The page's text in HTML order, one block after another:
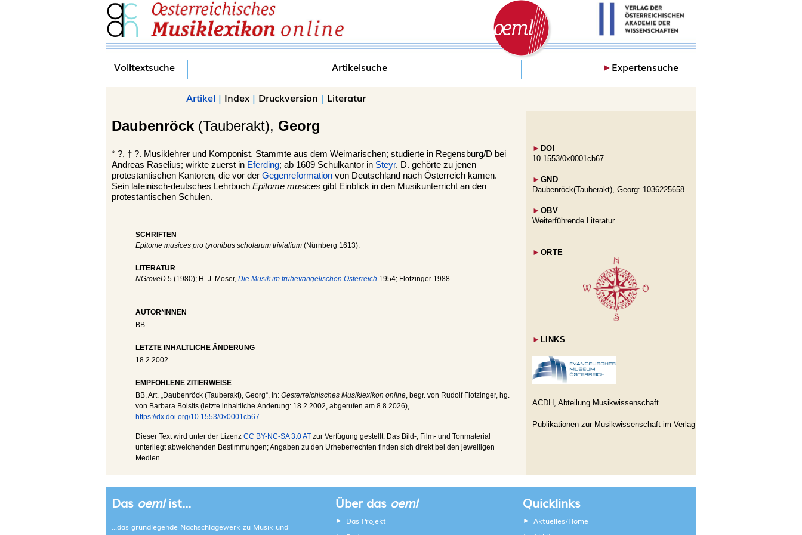
Volltextsuche Artikelsuche ►Expertensuche
Artikel | Index | Druckversion | Literatur
Daubenröck (Tauberakt), Georg
* ?, † ?. Musiklehrer und Komponist. Stammte aus dem Weimarischen; studierte in Regensburg/D bei
Andreas Raselius; wirkte zuerst in Eferding; ab 1609 Schulkantor in Steyr. D. gehörte zu jenen
protestantischen Kantoren, die vor der Gegenreformation von Deutschland nach Österreich kamen.
Sein lateinisch-deutsches Lehrbuch Epitome musices gibt Einblick in den Musikunterricht an den
protestantischen Schulen.
SCHRIFTEN
Epitome musices pro tyronibus scholarum trivialium (Nürnberg 1613).
LITERATUR
NGroveD 5 (1980); H. J. Moser, Die Musik im frühevangelischen Österreich 1954; Flotzinger 1988.
AUTOR*INNEN
BB
LETZTE INHALTLICHE ÄNDERUNG
18.2.2002
EMPFOHLENE ZITIERWEISE
BB, Art. „Daubenröck (Tauberakt), Georg“, in: Oesterreichisches Musiklexikon online, begr. von Rudolf Flotzinger, hg.
von Barbara Boisits (letzte inhaltliche Änderung: 18.2.2002, abgerufen am 8.8.2026),
https://dx.doi.org/10.1553/0x0001cb67
Dieser Text wird unter der Lizenz CC BY-NC-SA 3.0 AT zur Verfügung gestellt. Das Bild-, Film- und Tonmaterial
unterliegt abweichenden Bestimmungen; Angaben zu den Urheberrechten finden sich direkt bei den jeweiligen
Medien.
► DOI
10.1553/0x0001cb67
► GND
Daubenröck(Tauberakt), Georg: 1036225658
► OBV
Weiterführende Literatur
► ORTE
► LINKS
ACDH, Abteilung Musikwissenschaft
Publikationen zur Musikwissenschaft im Verlag
Das oemlist...
...das grundlegende Nachschlagewerk zu Musik und
Über das oeml
Das Projekt
Quicklinks
Aktuelles/Home